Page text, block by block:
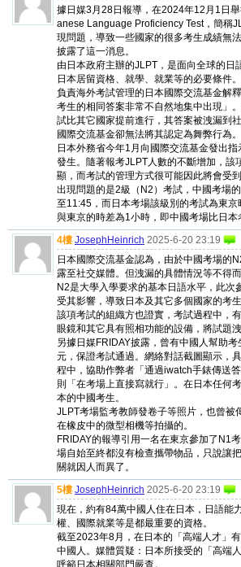
據日媒3月28日報導，在2024年12月1日
anese Language Proficiency Test，簡稱
現問題，導致一些國家的很多考生成績無
披露了這一消息。
由日本政府主辦的JLPT，是面向全球的日
日本居留資格、就學、就業等的必要條件。
負責海外考試管理的日本國際交流基金解
考生的相同答案非常不自然地集中出現」
試比其它國家提前進行，其答案被洩漏到
國際交流基金卻無法將其認定為舞弊行為。
日本外務省今年1月向國際交流基金發出
發生。隨著報考JLPT人數的不斷增加，該
顯，而考試的管理方式很可能因此將會受到
出現問題的是2級（N2）考試，中國考場
至11:45，而日本考場該級別的考試為東
與東京的時差為1小時，即中國考場比日本
4樓 JosephHeinrich 2025-6-20 23:19
日本國際交流基金認為，由於中國考場的
露至社交媒體。但洩漏的具體情況等不得而
N2是大學入學要求的基本日語水平，此次
受其影響，導致日本及其它多個國家的考
該項考試的組織方也證實，考試過程中，
眼鏡和其它具有照相功能的設備，將試題
另據日媒FRIDAY披露，曾有中國人幫助
元，保證考試通過。網絡對話截圖顯示，
程中，協助作弊者「通過iwatch手錶傳送
則「在考場上直接寫就行」。在日本任何
本的中國考生。
JLPT考場監考教師發卷子等照片，也曾被
在橡皮中的微型相機等拍攝的。
FRIDAY的報導引用一名在東京參加了N1
場自始至終都沒有檢查攜帶物品，只說讓
關就因人而異了。
5樓 JosephHeinrich 2025-6-20 23:19
現在，約有84萬中國人住在日本，日語能
權、國際就業等是都最重要的資格。
截至2023年8月，在日本的「高端人才」
中國人。媒體質疑：日本所接受的「高端
呼籲日本相關部門嚴查。